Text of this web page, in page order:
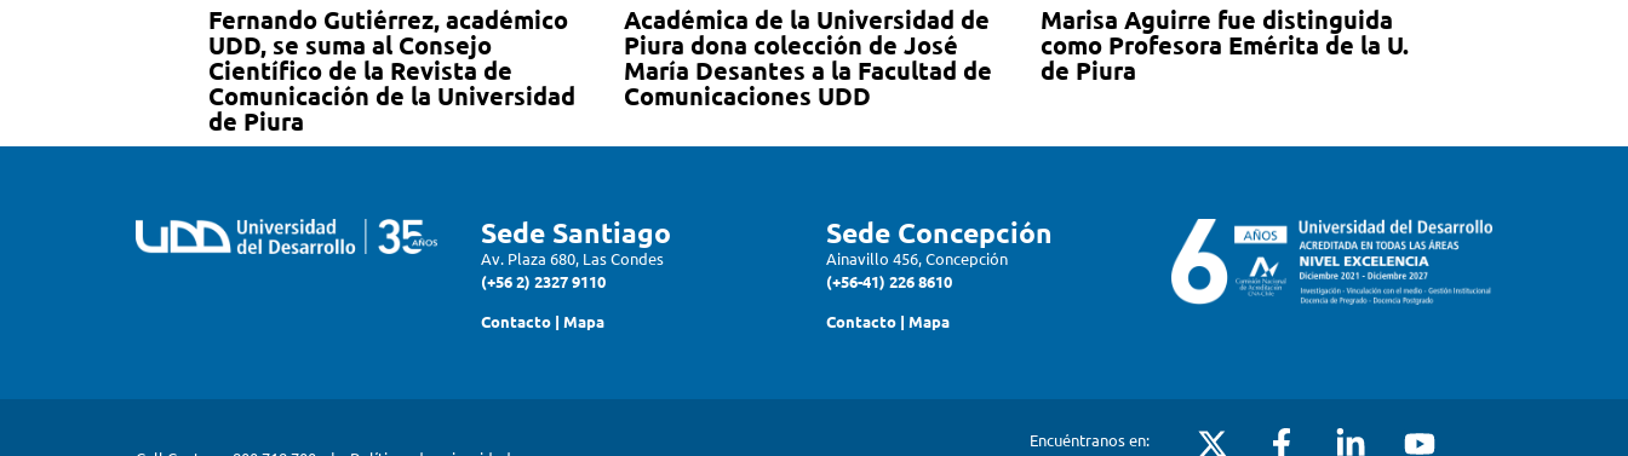
Fernando Gutiérrez, académico
UDD, se suma al Consejo
Científico de la Revista de
Comunicación de la Universidad
de Piura
Académica de la Universidad de
Piura dona colección de José
María Desantes a la Facultad de
Comunicaciones UDD
Marisa Aguirre fue distinguida
como Profesora Emérita de la U.
de Piura
Sede Santiago
Av. Plaza 680, Las Condes
(+56 2) 2327 9110
Contacto | Mapa
Sede Concepción
Ainavillo 456, Concepción
(+56-41) 226 8610
Contacto | Mapa
Encuéntranos en: